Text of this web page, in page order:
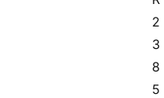
2
3
8
5